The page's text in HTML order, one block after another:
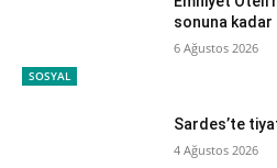
SOSYAL
sonuna
6 Ağustos 2026
Sardes’te
4 Ağustos 2026